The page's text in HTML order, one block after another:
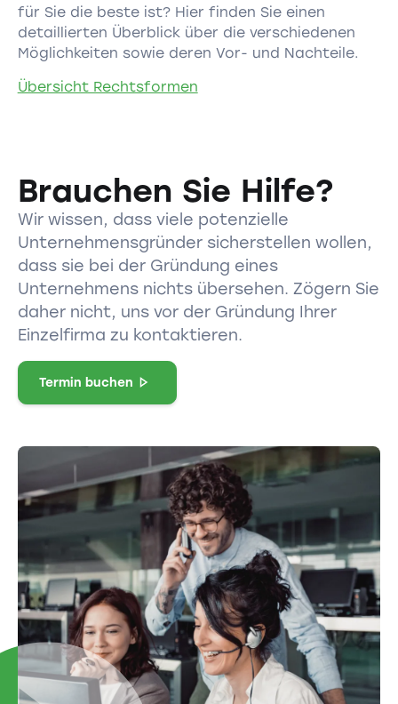
für Sie die beste ist? Hier finden Sie einen
detaillierten Überblick über die verschiedenen
Möglichkeiten sowie deren Vor- und Nachteile.
Übersicht Rechtsformen
Brauchen Sie Hilfe?
Wir wissen, dass viele potenzielle
Unternehmensgründer sicherstellen wollen,
dass sie bei der Gründung eines
Unternehmens nichts übersehen. Zögern Sie
daher nicht, uns vor der Gründung Ihrer
Einzelfirma zu kontaktieren.
Termin buchen